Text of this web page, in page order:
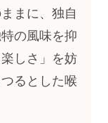
まに、独自
の風味を抑
しさ」を妨
るとした喉